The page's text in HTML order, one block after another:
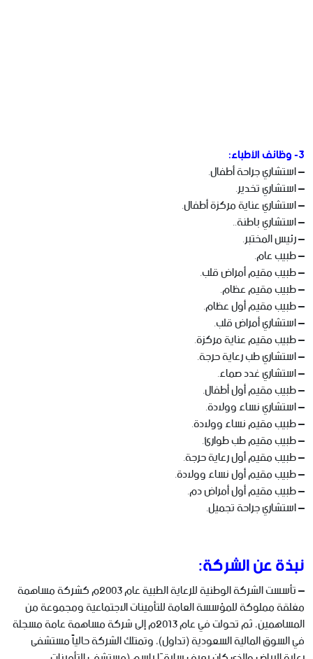
3- وظائف الأطباء:
– استشاري جراحة أطفال.
– استشاري تخدير.
– استشاري عناية مركزة أطفال.
– استشاري باطنة..
– رئيس المختبر.
– طبيب عام.
– طبيب مقيم أمراض قلب.
– طبيب مقيم عظام.
– طبيب مقيم أول عظام.
– استشاري أمراض قلب.
– طبيب مقيم عناية مركزة.
– استشاري طب رعاية حرجة.
– استشاري غدد صماء.
– طبيب مقيم أول أطفال.
– استشاري نساء وولادة.
– طبيب مقيم نساء وولادة.
– طبيب مقيم طب طوارئ.
– طبيب مقيم أول رعاية حرجة.
– طبيب مقيم أول نساء وولادة.
– طبيب مقيم أول أمراض دم.
– استشاري جراحة تجميل.
نبذة عن الشركة:
– تأسست الشركة الوطنية للرعاية الطبية عام 2003م كشركة مساهمة
مغلقة مملوكة للمؤسسة العامة للتأمينات الاجتماعية ومجموعة من
المساهمين، ثم تحولت في عام 2013م إلى شركة مساهمة عامة مسجلة
في السوق المالية السعودية (تداول)، وتمتلك الشركة حالياً مستشفى